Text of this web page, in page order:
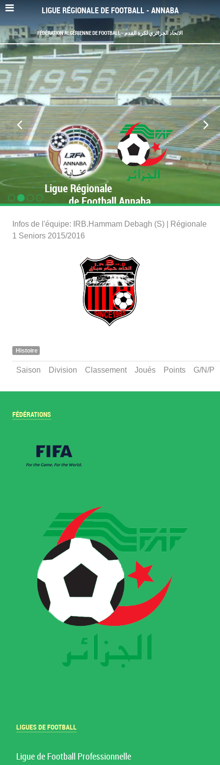
LIGUE RÉGIONALE DE FOOTBALL - ANNABA
FÉDÉRATION ALGÉRIENNE DE FOOTBALL - الاتحاد الجزائري لكرة القدم
Ligue Régionale
de Football Annaba
Infos de l'équipe: IRB.Hammam Debagh (S) | Régionale
1 Seniors 2015/2016
Histoire
Saison Division Classement Joués Points G/N/P
FÉDÉRATIONS
LIGUES DE FOOTBALL
Ligue de Football Professionnelle